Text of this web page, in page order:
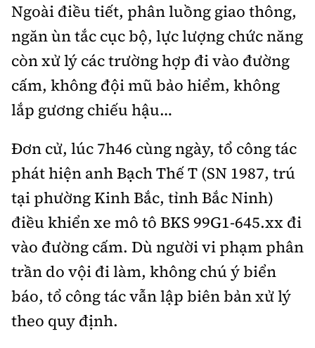
Giải trí - Thể thao
Tòa soạn: Số 2 Nguyễn Công Hoan, phường Giảng Võ,
Hà Nội.
Tổng biên tập:Nguyễn Thị Hồng Nga
Phó Tổng biên tập: Nguyễn Sơn Tùng,
Nguyễn Đức Thắng, La Đức Hùng
Hotline:
Quảng cáo và Phát hành:
Email:bandoc@baoxaydung.vn
Cấm sao chép dưới mọi hình thức nếu không có sự
chấp thuận bằng văn bản.
Thông tin tòa
Ngoài điều tiết, phân luồng giao thông,
ngăn ùn tắc cục bộ, lực lượng chức năng
còn xử lý các trường hợp đi vào đường
cấm, không đội mũ bảo hiểm, không
lắp gương chiếu hậu…
Đơn cử, lúc 7h46 cùng ngày, tổ công tác
phát hiện anh Bạch Thế T (SN 1987, trú
tại phường Kinh Bắc, tỉnh Bắc Ninh)
điều khiển xe mô tô BKS 99G1-645.xx đi
vào đường cấm. Dù người vi phạm phân
trần do vội đi làm, không chú ý biển
báo, tổ công tác vẫn lập biên bản xử lý
theo quy định.